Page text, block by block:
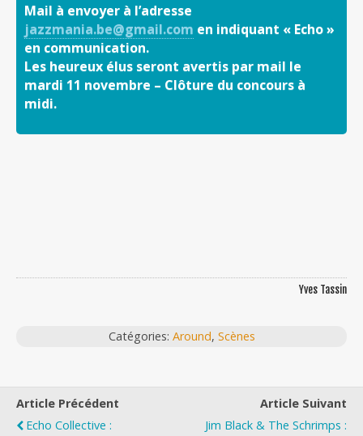
Mail à envoyer à l’adresse
jazzmania.be@gmail.com en indiquant « Echo »
en communication.
Les heureux élus seront avertis par mail le
mardi 11 novembre – Clôture du concours à
midi.
Yves Tassin
Catégories: Around, Scènes
Article Précédent
Echo Collective :
Article Suivant
Jim Black & The Schrimps :